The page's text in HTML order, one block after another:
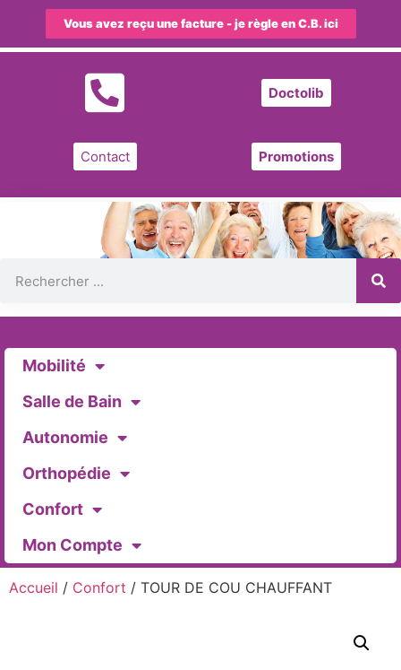
Vous avez reçu une facture - je règle en C.B. ici
Doctolib
Contact Promotions
Mobilité
Salle de Bain
Autonomie
Orthopédie
Confort
Mon Compte
Accueil / Confort / TOUR DE COU CHAUFFANT